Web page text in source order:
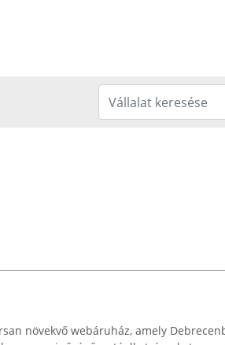
növekvő webáruház, amely